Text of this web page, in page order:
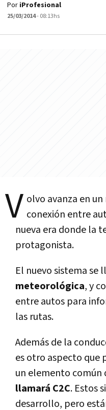
Por iProfesional
25/03/2014- 08:13hs
V olvo avanza en
conexión entre
nueva era donde la
protagonista.
El nuevo sistema se
meteorológica, y
entre autos para
las rutas.
Además de la
es otro aspecto que
un elemento común
llamará C2C. Estos
desarrollo, pero